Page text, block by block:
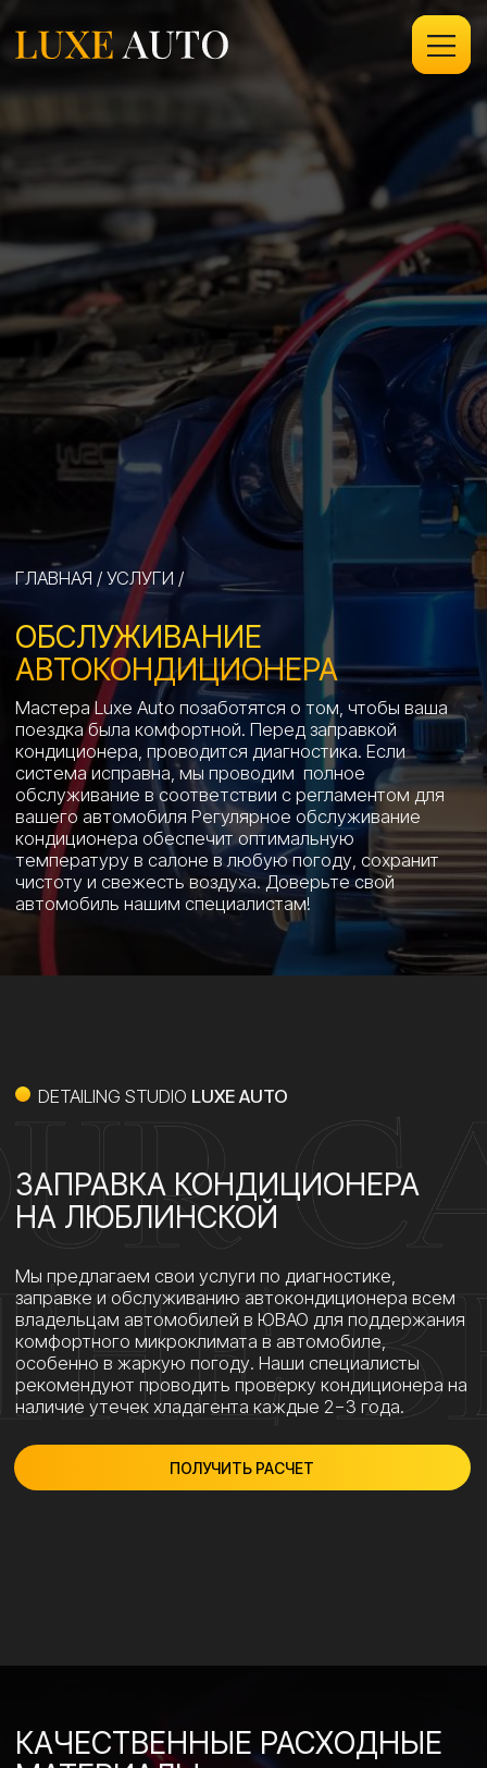
Мастера Luxe Auto позаботятся о том, чтобы ваша
поездка была комфортной. Перед заправкой
кондиционера, проводится диагностика. Если
система исправна, мы проводим полное
обслуживание в соответствии с регламентом для
вашего автомобиля Регулярное обслуживание
кондиционера обеспечит оптимальную
температуру в салоне в любую погоду, сохранит
чистоту и свежесть воздуха. Доверьте свой
автомобиль нашим специалистам!
ОБСЛУЖИВАНИЕ
АВТОКОНДИЦИОНЕРА
ГЛАВНАЯ/УСЛУГИ
ЗАПРАВКА КОНДИЦИОНЕРА
НА ЛЮБЛИНСКОЙ
Мы предлагаем свои услуги по диагностике,
заправке и обслуживанию автокондиционера всем
особенно в жаркую погоду. Наши специалисты
DETAILING STUDIOLUXE AUTO
КАЧЕСТВЕННЫЕ РАСХОДНЫЕ
МАТЕРИАЛЫ
Для заправки автокондиционеров мы используем
самые популярные виды фреонов R134a и R1234yf,
которые соответствуют международным
экологическим нормам, а также
специализированные масла для улучшения
производительности компрессоров.
системы на предмет протечек, а также диагностика
утечек с использованием течеискателя и/или УФ